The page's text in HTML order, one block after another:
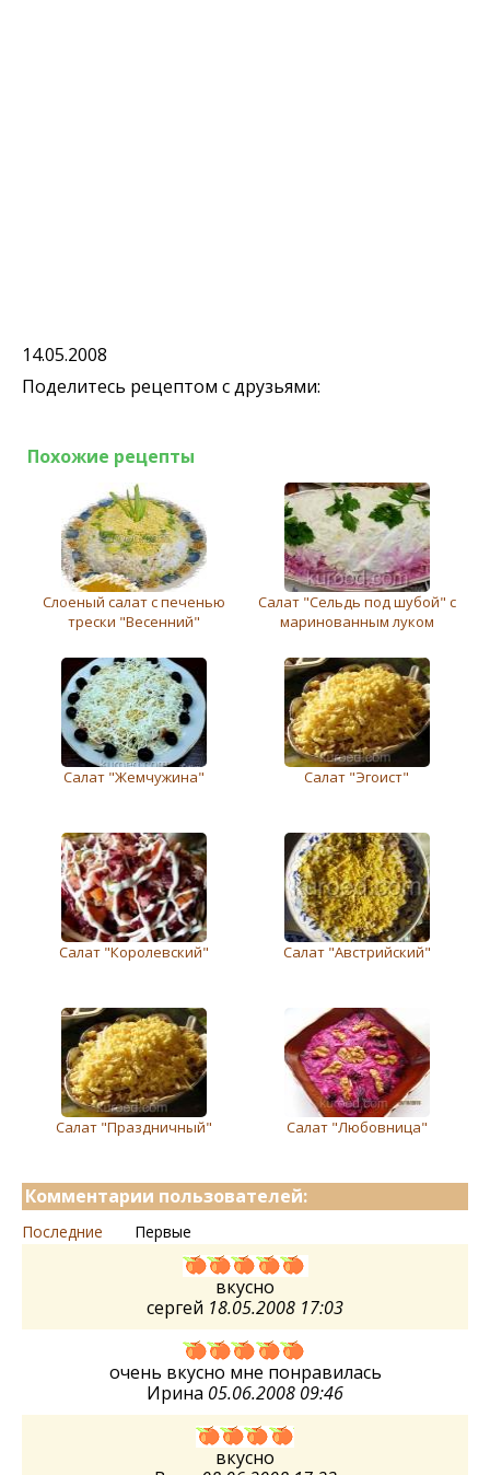
14.05.2008
Поделитесь рецептом с друзьями:
Похожие рецепты
Слоеный салат с печенью
трески "Весенний"
Салат "Сельдь под шубой" с
маринованным луком
Салат "Жемчужина" Салат "Эгоист"
Салат "Королeвский" Салат "Австрийский"
Салат "Праздничный" Салат "Любовница"
Комментарии пользователей:
Последние Первые
вкусно
сергей 18.05.2008 17:03
очень вкусно мне понравилась
Ирина 05.06.2008 09:46
вкусно